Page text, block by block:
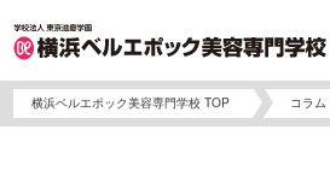
横浜ベルエポック美容専門学校 TOP コラム